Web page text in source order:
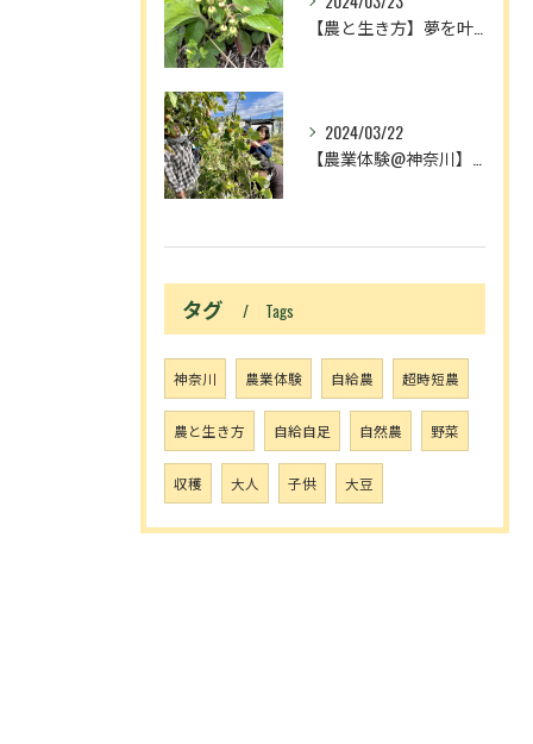
2024/03/22
タグ Tags
神奈川 農業体験 自給農 超時短農
農と生き方 自給自足 自然農 野菜
収穫 大人 子供 大豆